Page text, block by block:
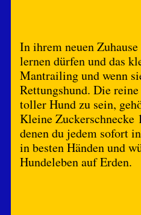
In ihrem neuen
lernen dürfen und das
Mantrailing und wenn
Rettungshund. Die
toller Hund zu sein,
Kleine Zuckerschnecke
denen du jedem sofort
in besten Händen und
Hundeleben auf Erden.